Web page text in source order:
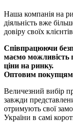
Наша компанія на
діяльність вже
довіру своїх
Співпрацюючи
маємо можливість
ціни на ринку.
Оптовим покупцям
Величезний вибір
завжди
отримують свої
України в самі